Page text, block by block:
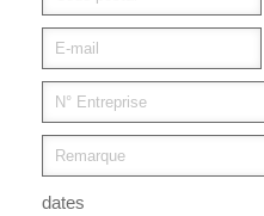
dates